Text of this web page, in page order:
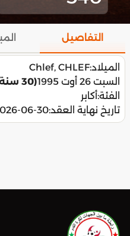
التفاصيل
الميلاد:Chlef, CHLEF
السبت 26 أوت 1995
(30 سنة)
الفئة:أكابر
تاريخ نهاية العقد:06-30